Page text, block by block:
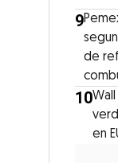
9
de
10
en